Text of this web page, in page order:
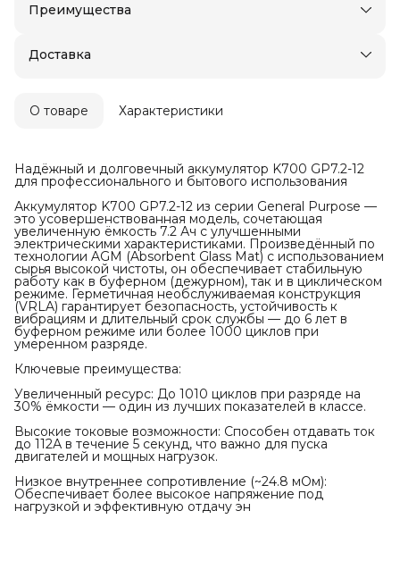
Преимущества
Доставка в пункты выдачи или до двери
Доставка
О товаре Характеристики
Надёжный и долговечный аккумулятор K700 GP7.2-12
для профессионального и бытового использования
Аккумулятор K700 GP7.2-12 из серии General Purpose —
это усовершенствованная модель, сочетающая
увеличенную ёмкость 7.2 Ач с улучшенными
электрическими характеристиками. Произведённый по
технологии AGM (Absorbent Glass Mat) с использованием
сырья высокой чистоты, он обеспечивает стабильную
работу как в буферном (дежурном), так и в циклическом
режиме. Герметичная необслуживаемая конструкция
(VRLA) гарантирует безопасность, устойчивость к
вибрациям и длительный срок службы — до 6 лет в
буферном режиме или более 1000 циклов при
умеренном разряде.
Ключевые преимущества:
Увеличенный ресурс: До 1010 циклов при разряде на
30% ёмкости — один из лучших показателей в классе.
Высокие токовые возможности: Способен отдавать ток
до 112А в течение 5 секунд, что важно для пуска
двигателей и мощных нагрузок.
Низкое внутреннее сопротивление (~24.8 мОм):
Обеспечивает более высокое напряжение под
нагрузкой и эффективную отдачу эн